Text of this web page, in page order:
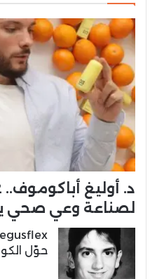
لصناعة وعي صحي
حوّل